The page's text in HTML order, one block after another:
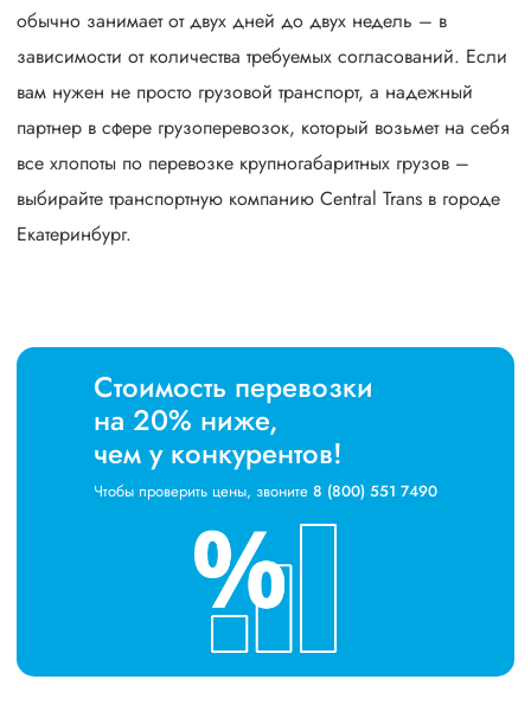
обычно занимает от двух дней до двух недель – в
зависимости от количества требуемых согласований. Если
вам нужен не просто грузовой транспорт, а надежный
партнер в сфере грузоперевозок, который возьмет на себя
все хлопоты по перевозке крупногабаритных грузов –
выбирайте транспортную компанию Central Trans в городе
Екатеринбург.
Стоимость перевозки
на 20% ниже,
чем у конкурентов!
Чтобы проверить цены, звоните 8 (800) 551 7490